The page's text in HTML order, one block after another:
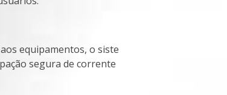
segura de corrente